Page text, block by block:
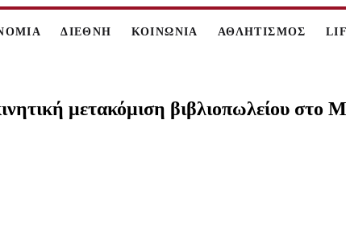
ΔΙΕΘΝΗ ΚΟΙΝΩΝΙΑ ΑΘΛΗΤΙΣΜΟΣ
μετακόμιση βιβλιοπωλείου στο